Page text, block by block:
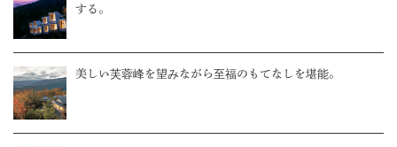
する。
美しい芙蓉峰を望みながら至福のもてなしを堪能。